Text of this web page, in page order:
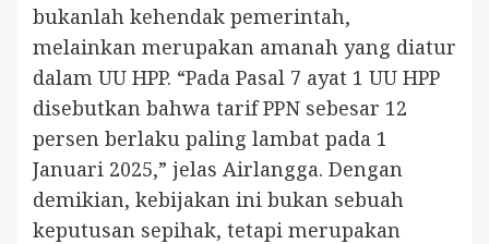
bukanlah kehendak pemerintah,
melainkan merupakan amanah yang diatur
dalam UU HPP. “Pada Pasal 7 ayat 1 UU HPP
disebutkan bahwa tarif PPN sebesar 12
persen berlaku paling lambat pada 1
Januari 2025,” jelas Airlangga. Dengan
demikian, kebijakan ini bukan sebuah
keputusan sepihak, tetapi merupakan